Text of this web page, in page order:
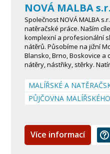
NOVÁ MALBA
Společnost NOVÁ MALBA
natěračské práce. Naším
komplexní a profesionální
nátěrů. Působíme na jižní
Blansko, Brno, Boskovice a
nátěry, nástřiky, stěrky.
MALÍŘSKÉ A
PŮJČOVNA
Více informací